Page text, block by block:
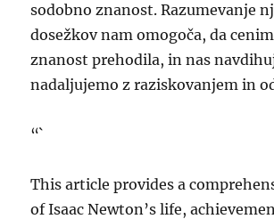
sodobno znanost. Razumevanje
dosežkov nam omogoča, da
znanost prehodila, in nas
nadaljujemo z raziskovanjem in
“`
This article provides a
of Isaac Newton’s life,